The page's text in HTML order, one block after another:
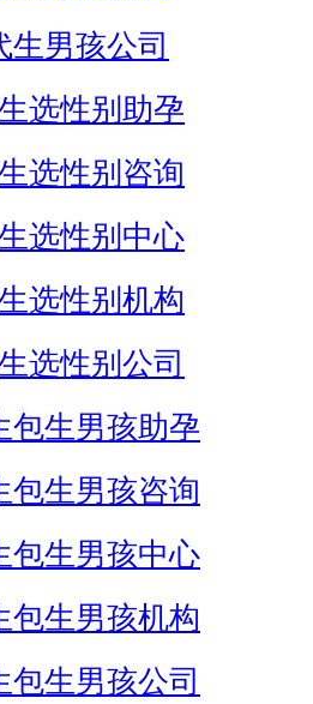
生男孩公司
选性别助孕
选性别咨询
选性别中心
选性别机构
选性别公司
包生男孩助孕
包生男孩咨询
包生男孩中心
包生男孩机构
包生男孩公司